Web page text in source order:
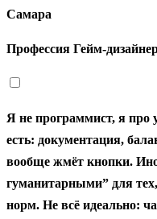
Самара
Профессия
Я не программист, я про
есть: документация,
вообще жмёт кнопки.
гуманитарными” для
норм. Не всё идеально: